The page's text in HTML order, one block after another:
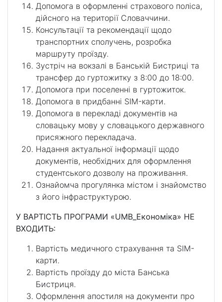
Допомога в оформленні страхового поліса,
дійсного на території Словаччини.
Консультації та рекомендації щодо
транспортних сполучень, розробка
маршруту проїзду.
Зустріч на вокзалі в Банській Бистриці та
трансфер до гуртожитку з 8:00 до 18:00.
Допомога при поселенні в гуртожиток.
Допомога в придбанні SIM-карти.
Допомога в перекладі документів на
словацьку мову у словацького державного
присяжного перекладача.
Надання актуальної інформації щодо
документів, необхідних для оформлення
студентського дозволу на проживання.
Ознайомча прогулянка містом і знайомство
з його інфраструктурою.
У ВАРТІСТЬ ПРОГРАМИ «UMB_Економіка» НЕ
ВХОДИТЬ:
Вартість медичного страхування та SIM-
карти.
Вартість проїзду до міста Банська
Бистриця.
Оформлення апостиля на документи про